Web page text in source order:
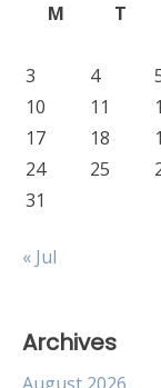
M
T
3
4
10
11
17
18
24
25
31
« Jul
Archives